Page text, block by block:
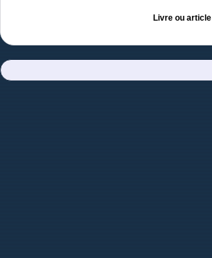
Livre ou article